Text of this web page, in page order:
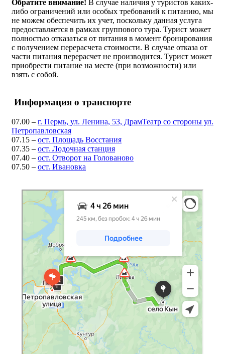
Обратите внимание! В случае наличия у туристов каких-
либо ограничений или особых требований к питанию, мы
не можем обеспечить их учет, поскольку данная услуга
предоставляется в рамках группового тура. Турист может
полностью отказаться от питания в момент бронирования
с получением перерасчета стоимости. В случае отказа от
части питания перерасчет не производится. Турист может
приобрести питание на месте (при возможности) или
взять с собой.
Информация о транспорте
07.00 – г. Пермь, ул. Ленина, 53, ДрамТеатр со стороны ул.
Петропавловская
07.15 – ост. Площадь Восстания
07.35 – ост. Лодочная станция
07.40 – ост. Отворот на Голованово
07.50 – ост. Ивановка
Яндекс Карты
Казань: как доехать на автомобиле, общественным транспортом или
пешком – Яндекс Карты